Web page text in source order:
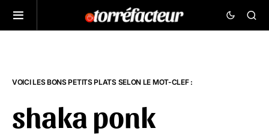
VOICI LES BONS PETITS PLATS SELON LE MOT-CLEF :
shaka ponk